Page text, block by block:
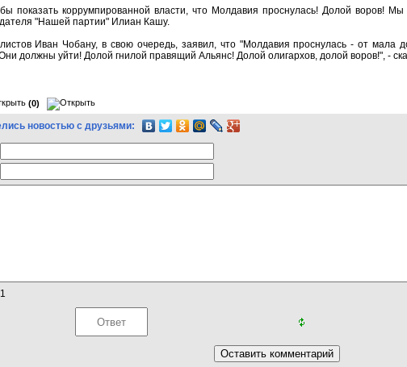
показать коррумпированной власти, что Молдавия проснулась! Долой воров!
"Нашей партии" Илиан Кашу.
Иван Чобану, в свою очередь, заявил, что "Молдавия проснулась - от мала
должны уйти! Долой гнилой правящий Альянс! Долой олигархов, долой воров!", -
(0)
новостью с друзьями:
1